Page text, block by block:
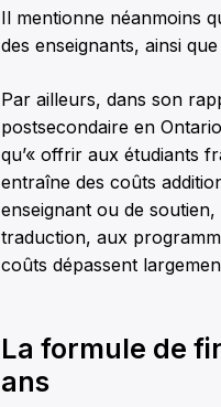
Il mentionne néanmoins
des enseignants, ainsi
Par ailleurs, dans son
postsecondaire en
qu’« offrir aux étudiants
entraîne des coûts
enseignant ou de
traduction, aux
coûts dépassent
La formule de
ans